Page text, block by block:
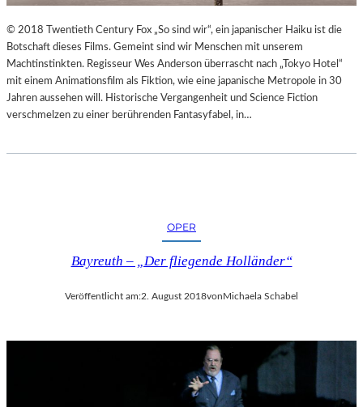
© 2018 Twentieth Century Fox „So sind wir“, ein japanischer Haiku ist die
Botschaft dieses Films. Gemeint sind wir Menschen mit unserem
Machtinstinkten. Regisseur Wes Anderson überrascht nach „Tokyo Hotel“
mit einem Animationsfilm als Fiktion, wie eine japanische Metropole in 30
Jahren aussehen will. Historische Vergangenheit und Science Fiction
verschmelzen zu einer berührenden Fantasyfabel, in…
OPER
Bayreuth – „Der fliegende Holländer“
Veröffentlicht am:2. August 2018von Michaela Schabel